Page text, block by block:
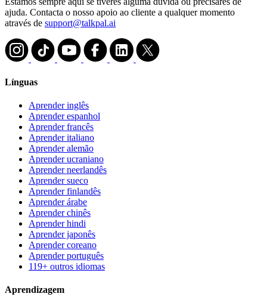
ajuda. Contacta o nosso apoio ao cliente a qualquer momento
através de support@talkpal.ai
Línguas
Aprender inglês
Aprender espanhol
Aprender francês
Aprender italiano
Aprender alemão
Aprender ucraniano
Aprender neerlandês
Aprender sueco
Aprender finlandês
Aprender árabe
Aprender chinês
Aprender hindi
Aprender japonês
Aprender coreano
Aprender português
119+ outros idiomas
Aprendizagem